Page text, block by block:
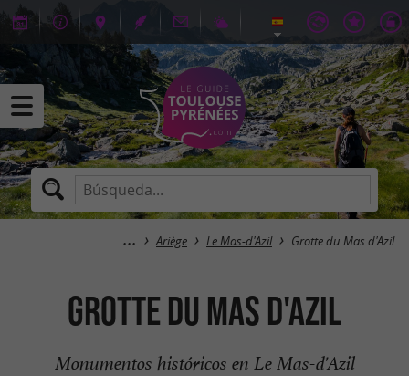
Ariège Le Mas-d'Azil Grotte du Mas d'Azil
Grotte du Mas d'Azil
Monumentos históricos en Le Mas-d'Azil